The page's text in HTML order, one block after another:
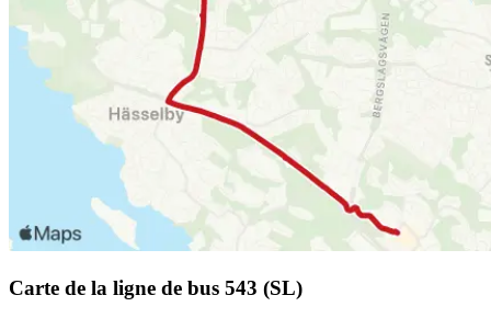
Carte de la ligne de bus 543 (SL)